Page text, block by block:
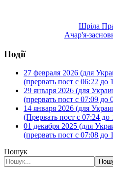
Шріла
Ачар'я-
Події
27 февраля 2026 (для
(прервать пост с 06:22 до
29 января 2026 (для
(прервать пост с 07:09 до
14 января 2026 (для
(Прервать пост с 07:24 до
01 декабря 2025 (для
(прервать пост с 07:08 до
Пошук